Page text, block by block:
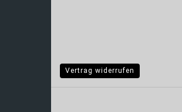
Vertrag widerrufen